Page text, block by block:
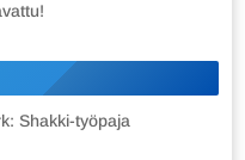
Shakki-työpaja